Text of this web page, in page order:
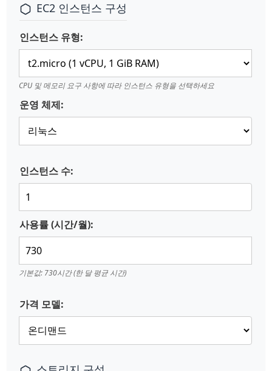
EC2 인스턴스 구성
인스턴스 유형:
CPU 및 메모리 요구 사항에 따라 인스턴스 유형을 선택하세요
운영 체제:
인스턴스 수:
사용률 (시간/월):
기본값: 730시간 (한 달 평균 시간)
가격 모델: